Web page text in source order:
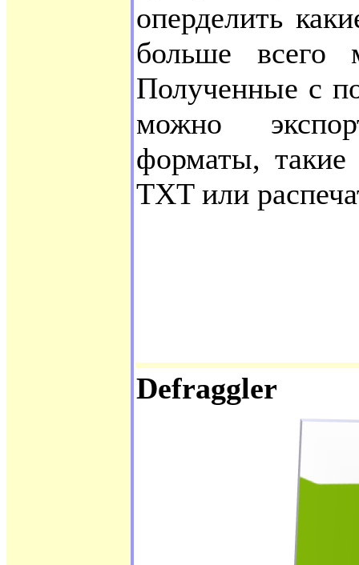
оперделить
больше всего
Полученные с
можно
форматы,
TXT или
Defraggler